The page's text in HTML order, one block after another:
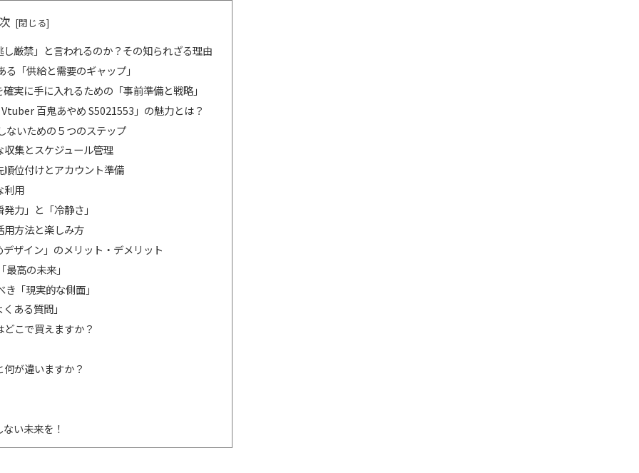
厳禁」と言われるのか？その知られざる理由
「供給と需要のギャップ」
実に手に入れるための「事前準備と戦略」
百鬼あやめ S5021553」の魅力とは？
ないための５つのステップ
集とスケジュール管理
位付けとアカウント準備
利用
力」と「冷静さ」
方法と楽しみ方
ザイン」のメリット・デメリット
高の未来」
「現実的な側面」
ある質問」
こで買えますか？
が違いますか？
い未来を！